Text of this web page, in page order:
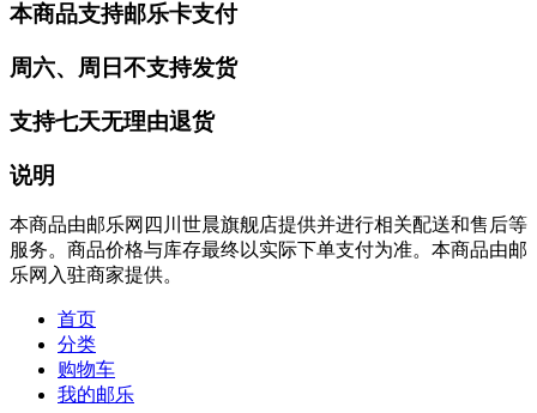
本商品支持邮乐卡支付
周六、周日不支持发货
支持七天无理由退货
说明
本商品由邮乐网四川世晨旗舰店提供并进行相关配送和售后等
服务。商品价格与库存最终以实际下单支付为准。本商品由邮
乐网入驻商家提供。
首页
分类
购物车
我的邮乐